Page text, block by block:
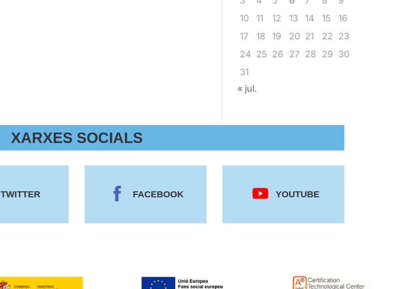
10
11 12 13 14 15
16
17
18 19 20 21 22
23
24 25 26 27 28 29
30
31
« jul.
XARXES SOCIALS
TWITTER FACEBOOK YOUTUBE